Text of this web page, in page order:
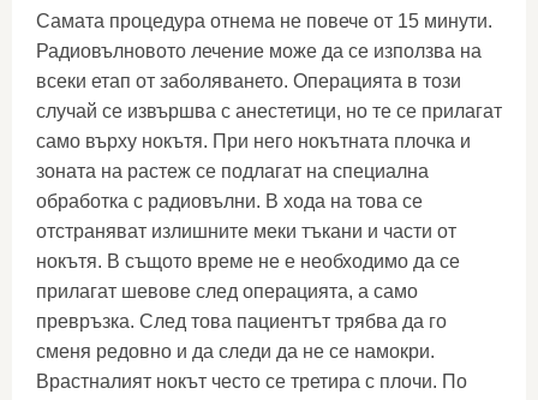
Самата процедура отнема не повече от 15 минути.
Радиовълновото лечение може да се използва на
всеки етап от заболяването. Операцията в този
случай се извършва с анестетици, но те се прилагат
само върху нокътя. При него нокътната плочка и
зоната на растеж се подлагат на специална
обработка с радиовълни. В хода на това се
отстраняват излишните меки тъкани и части от
нокътя. В същото време не е необходимо да се
прилагат шевове след операцията, а само
превръзка. След това пациентът трябва да го
сменя редовно и да следи да не се намокри.
Врастналият нокът често се третира с плочи. По